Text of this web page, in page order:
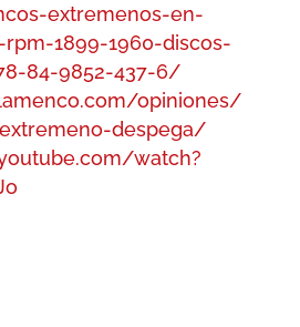
extremenos-en-
1899-1960-discos-
84-9852-437-6/
opiniones/
despega/
watch?